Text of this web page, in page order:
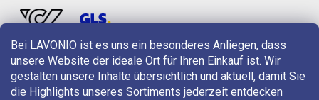
Bei LAVONIO ist es uns ein besonderes Anliegen, dass
unsere Website der ideale Ort für Ihren Einkauf ist. Wir
gestalten unsere Inhalte übersichtlich und aktuell, damit Sie
die Highlights unseres Sortiments jederzeit entdecken
LAVONIO in der Welt